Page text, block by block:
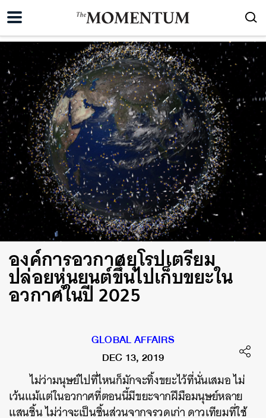
องค์การอวกาศยุโรปเตรียม
ปล่อยหุ่นยนต์ขึ้นไปเก็บขยะใน
อวกาศในปี 2025
GLOBAL AFFAIRS
DEC 13, 2019
ไม่ว่ามนุษย์ไปที่ไหนก็มักจะทิ้งขยะไว้ที่นั่นเสมอไม่
เว้นแม้แต่ในอวกาศที่ตอนนี้มีขยะจากฝีมือมนุษย์หลาย
แสนชิ้นไม่ว่าจะเป็นชิ้นส่วนจากจรวดเก่าดาวเทียมที่ใช้